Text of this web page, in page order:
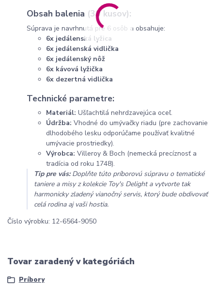
Obsah balenia (30 kusov):
Súprava je navrhnutá pre 6 osôb a obsahuje:
6x jedálenská lyžica
6x jedálenská vidlička
6x jedálenský nôž
6x kávová lyžička
6x dezertná vidlička
Technické parametre:
Materiál: Ušľachtilá nehrdzavejúca oceľ.
Údržba: Vhodné do umývačky riadu (pre zachovanie
dlhodobého lesku odporúčame používať kvalitné
umývacie prostriedky).
Výrobca: Villeroy & Boch (nemecká precíznosť a
tradícia od roku 1748).
Tip pre vás:Doplňte túto príborovú súpravu o tematické
taniere a misy z kolekcie Toy's Delight a vytvorte tak
harmonicky zladený vianočný servis, ktorý bude obdivovať
celá rodina aj vaši hostia.
Číslo výrobku: 12-6564-9050
Tovar zaradený v kategóriách
Príbory